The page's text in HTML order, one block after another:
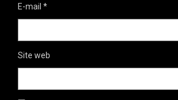
E-mail *
Site web